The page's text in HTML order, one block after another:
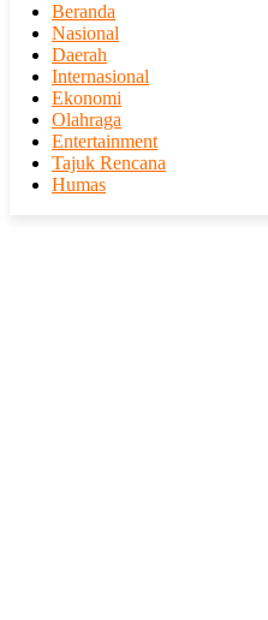
Beranda
Nasional
Daerah
Internasional
Ekonomi
Olahraga
Entertainment
Tajuk Rencana
Humas